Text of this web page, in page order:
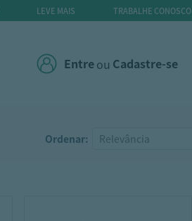
LEVE MAIS TRABALHE CONOSCO
Entreou Cadastre-se
Ordenar: